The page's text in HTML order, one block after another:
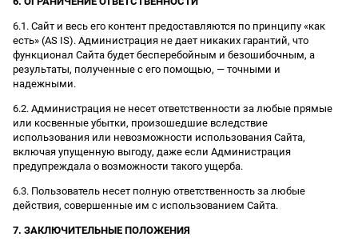
6.1. Сайт и весь его контент предоставляются по принципу «как
есть» (AS IS). Администрация не дает никаких гарантий, что
функционал Сайта будет бесперебойным и безошибочным, а
результаты, полученные с его помощью, — точными и
надежными.
6.2. Администрация не несет ответственности за любые прямые
или косвенные убытки, произошедшие вследствие
использования или невозможности использования Сайта,
включая упущенную выгоду, даже если Администрация
предупреждала о возможности такого ущерба.
6.3. Пользователь несет полную ответственность за любые
действия, совершенные им с использованием Сайта.
7. ЗАКЛЮЧИТЕЛЬНЫЕ ПОЛОЖЕНИЯ